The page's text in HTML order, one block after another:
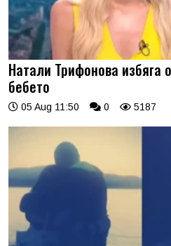
Натали Трифонова избяга
бебето
05 Aug 11:50 0 5187